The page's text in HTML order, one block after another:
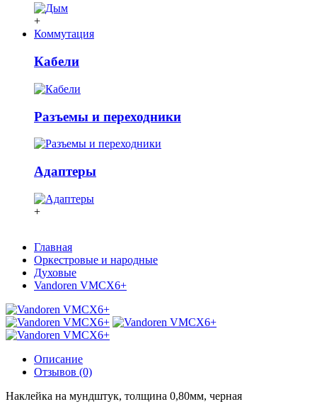
+
Коммутация
Кабели
Разъемы и переходники
Адаптеры
+
Главная
Оркестровые и народные
Духовые
Vandoren VMCX6+
Описание
Отзывов (0)
Наклейка на мундштук, толщина 0,80мм, черная